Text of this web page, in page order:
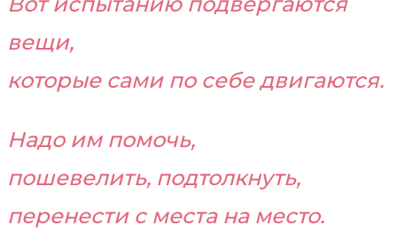
вещи,
которые сами по себе двигаются.
Надо им помочь,
пошевелить, подтолкнуть,
перенести с места на место.